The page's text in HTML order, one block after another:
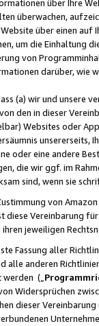
über Ihre
überwachen,
über einen
um die Einhaltung
von
darüber, wie
(a) wir und
den in dieser
Websites oder
unsererseits,
oder eine andere
die wir ggf. im
sind, wenn sie
von
diese Vereinbarung
jeweiligen
Fassung aller
alle anderen
werden („
Widersprüchen
dieser